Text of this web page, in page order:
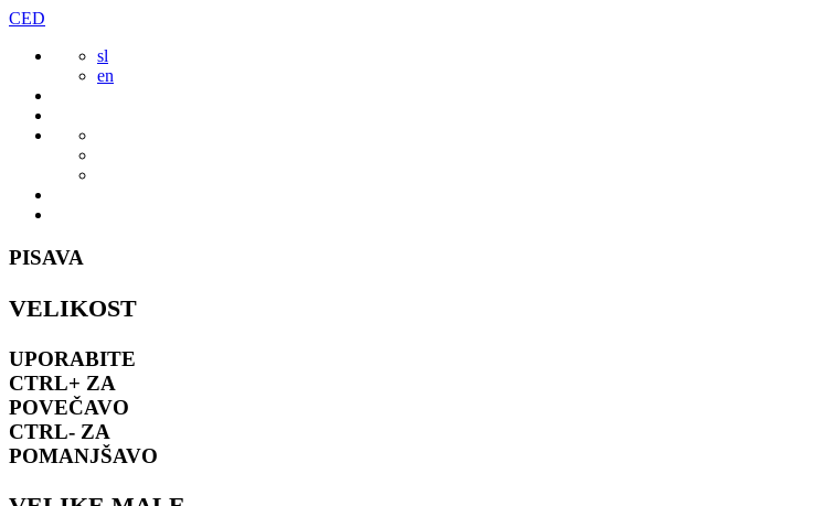
Preskoči
vsebine
CED
sl
en
PISAVA
VELIKOST
UPORABITE
CTRL+ ZA
POVEČAVO
CTRL- ZA
POMANJŠAVO